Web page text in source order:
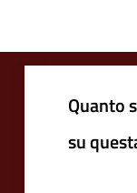
Quanto
su